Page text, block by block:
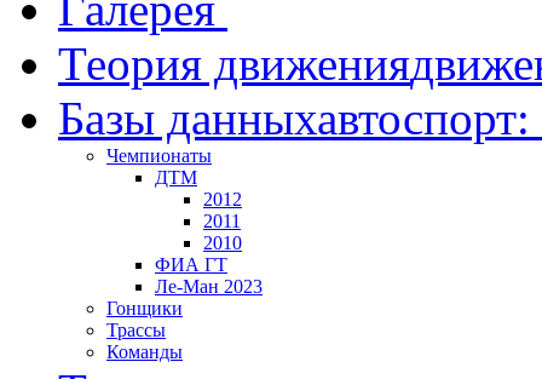
Теория движения
Базы данных
Чемпионаты
ДТМ
2012
2011
2010
ФИА ГТ
Ле-Ман 2023
Гонщики
Трассы
Команды